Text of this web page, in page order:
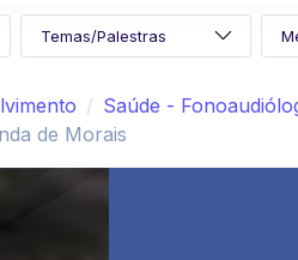
Saúde -
de Morais